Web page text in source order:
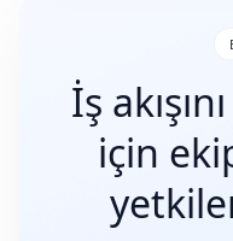
İş
için